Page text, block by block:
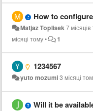
How to configure
Matjaz Toplisek7
місяці тому• 1
1234567
yuto mozumi3 місяці
Will it be